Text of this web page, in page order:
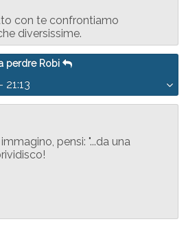
con te confrontiamo
diversissime.
perdre Robi
21:13
pensi: "...da una